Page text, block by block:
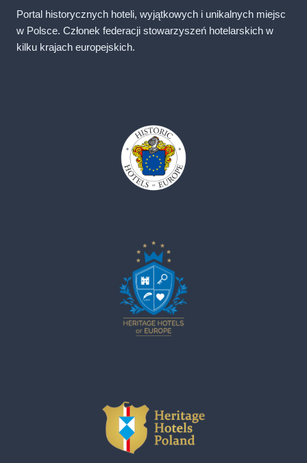
Portal historycznych hoteli, wyjątkowych i unikalnych miejsc
w Polsce. Członek federacji stowarzyszeń hotelarskich w
kilku krajach europejskich.